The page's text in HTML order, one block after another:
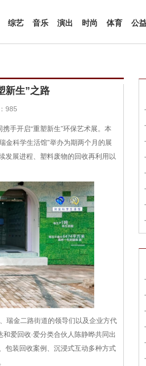
综艺 音乐 演出 时尚 体育 公
新生”之路
985
手开启“重塑新生”环保艺术展。本
金科学生活馆”举办为期两个月的展
发展进程、塑料废物的回收再利用以
瑞金二路街道的领导们以及企业方代
爱回收·爱分类合伙人陈静晔共同出
包装回收案例、沉浸式互动多种方式